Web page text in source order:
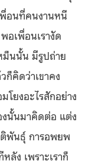
พื่อนที่คนงานหนี
อเพื่อนเรางัด
ม็นนั้น มีรูปถ่าย
ก็คิดว่าเขาคง
โยงอะไรสักอย่าง
งนั้นมาคิดต่อ แต่ง
ติพันธุ์ การอพยพ
ลัง เพราะเราก็